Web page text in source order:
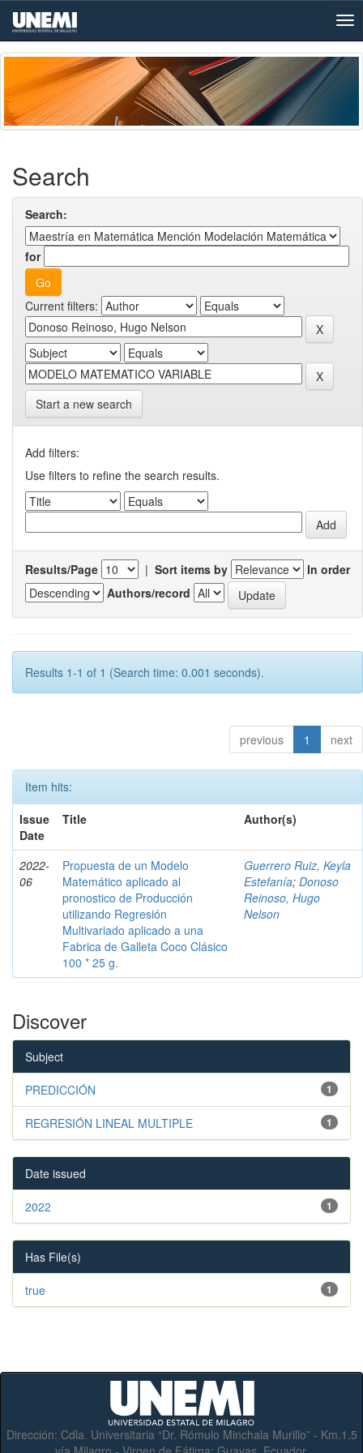
Skip
navigation
Search
Search:
for
Current filters:
Start a new search
Add filters:
Use filters to refine the search results.
Results/Page | Sort items by
In order
Authors/record
Results 1-1 of 1 (Search time: 0.001 seconds).
previous 1 next
Item hits:
Issue
Date
Title Author(s)
2022-
06
Propuesta de un Modelo
Matemático aplicado al
pronostico de Producción
utilizando Regresión
Multivariado aplicado a una
Fabrica de Galleta Coco Clásico
100 * 25 g.
Guerrero Ruiz, Keyla
Estefanía; Donoso
Reinoso, Hugo
Nelson
Discover
Subject
1
PREDICCIÓN
1
REGRESIÓN LINEAL MULTIPLE
Date issued
1
2022
Has File(s)
1
true
Dirección: Cdla. Universitaria “Dr. Rómulo Minchala Murillo” - Km.1.5